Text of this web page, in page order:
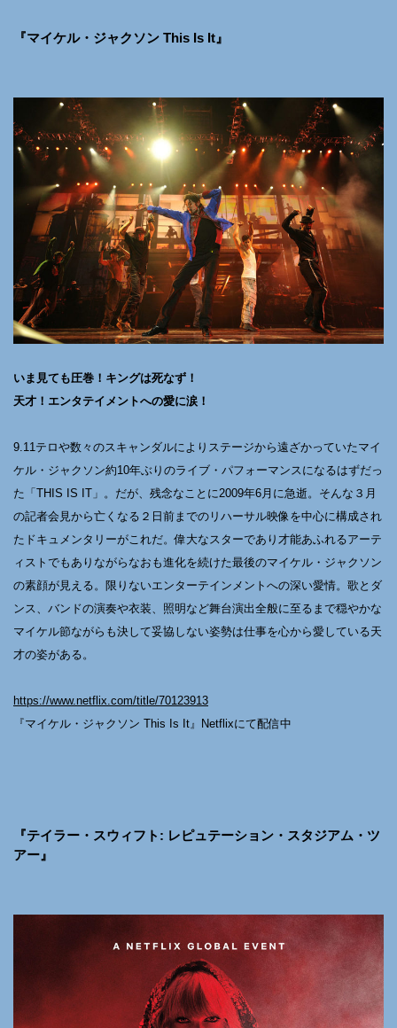
『マイケル・ジャクソン This Is It』
いま見ても圧巻！キングは死なず！
天才！エンタテイメントへの愛に涙！
9.11テロや数々のスキャンダルによりステージから遠ざかっていたマイ
ケル・ジャクソン約10年ぶりのライブ・パフォーマンスになるはずだっ
た「THIS IS IT」。だが、残念なことに2009年6月に急逝。そんな３月
の記者会見から亡くなる２日前までのリハーサル映像を中心に構成され
たドキュメンタリーがこれだ。偉大なスターであり才能あふれるアーテ
ィストでもありながらなおも進化を続けた最後のマイケル・ジャクソン
の素顔が見える。限りないエンターテインメントへの深い愛情。歌とダ
ンス、バンドの演奏や衣装、照明など舞台演出全般に至るまで穏やかな
マイケル節ながらも決して妥協しない姿勢は仕事を心から愛している天
才の姿がある。
https://www.netflix.com/title/70123913
『マイケル・ジャクソン This Is It』Netflixにて配信中
『テイラー・スウィフト: レピュテーション・スタジアム・ツ
アー』